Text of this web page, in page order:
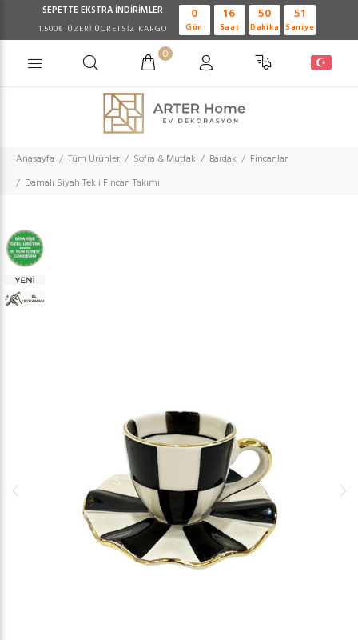
SEPETTE EKSTRA İNDİRİMLER
1.500₺ ÜZERİ ÜCRETSİZ KARGO
0
Gün
16
Saat
50
Dakika
50
Saniye
0
Anasayfa Tüm Ürünler Sofra & Mutfak Bardak
Fincanlar
Damalı Siyah Tekli Fincan Takımı